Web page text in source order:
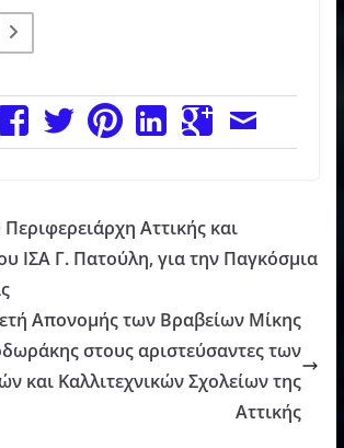
Αττικής και
ΙΣΑ Γ. Πατούλη, για την Παγκόσμια
Απονομής των Βραβείων Μίκης
στους αριστεύσαντες των
και Καλλιτεχνικών Σχολείων της
Αττικής